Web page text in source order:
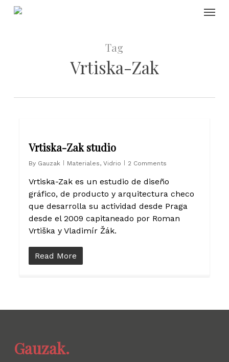
Skip
Menu
Tag
Vrtiska-Zak
Vrtiska-Zak studio
By Gauzak Materiales,Vidrio 2 Comments
Vrtiska-Zak es un estudio de diseño
gráfico, de producto y arquitectura checo
que desarrolla su actividad desde Praga
desde el 2009 capitaneado por Roman
Vrtiška y Vladimír Žák.
Read More
Gauzak.